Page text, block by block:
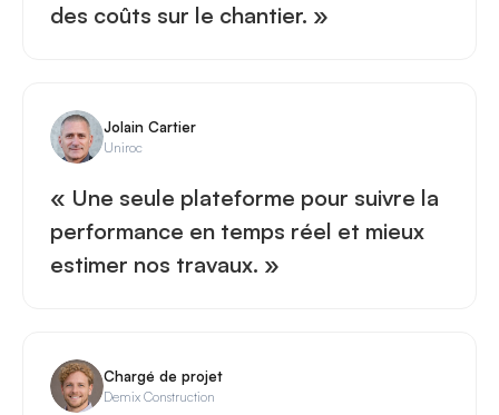
des coûts sur le chantier. »
Jolain Cartier
Uniroc
« Une seule plateforme pour suivre la
performance en temps réel et mieux
estimer nos travaux. »
Chargé de projet
Demix Construction